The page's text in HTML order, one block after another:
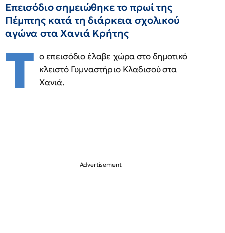
Επεισόδιο σημειώθηκε το πρωί της
Πέμπτης κατά τη διάρκεια σχολικού
αγώνα στα Χανιά Κρήτης
Τ ο επεισόδιο έλαβε χώρα στο δημοτικό
κλειστό Γυμναστήριο Κλαδισού στα
Χανιά.